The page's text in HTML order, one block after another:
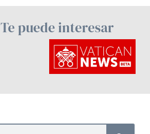
Te puede interesar